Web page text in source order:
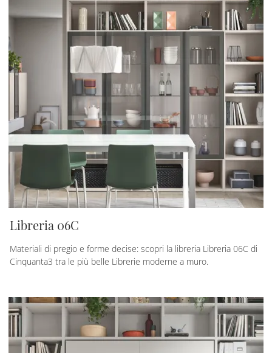
Libreria 06C
Materiali di pregio e forme decise: scopri la libreria Libreria 06C di
Cinquanta3 tra le più belle Librerie moderne a muro.